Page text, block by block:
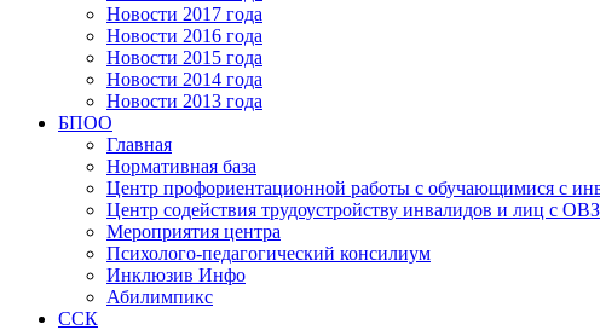
Новости 2017 года
Новости 2016 года
Новости 2015 года
Новости 2014 года
Новости 2013 года
БПОО
Главная
Нормативная база
Центр профориентационной работы с обучающимися с
Центр содействия трудоустройству инвалидов и лиц с ОВЗ
Мероприятия центра
Психолого-педагогический консилиум
Инклюзив Инфо
Абилимпикс
ССК